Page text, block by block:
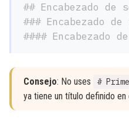
## Encabezado de
### Encabezado
#### Encabezado
Consejo: No uses #
ya tiene un título definido